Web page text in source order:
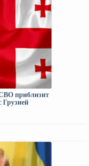
приблизит
Грузией